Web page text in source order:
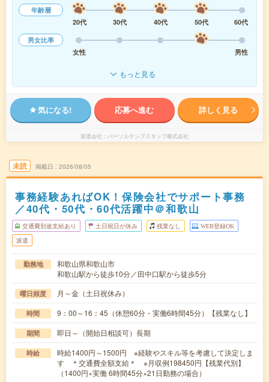
年齢層
20代
30代 40代 50代
60代
男女比率
女性
男性
もっと見る
気になる! 応募へ進む 詳しく見る
派遣会社 パーソルテンプスタッフ株式会社
未読 掲載日 2026/08/05
事務経験あればOK！保険会社でサポート事務
／40代・50代・60代活躍中＠和歌山
交通費別途支給あり 土日祝日が休み 残業なし WEB登録OK
派遣
勤務地
和歌山県和歌山市
和歌山駅から徒歩10分／田中口駅から徒歩5分
曜日頻度 月～金（土日祝休み）
時間 9：00～16：45（休憩60分・実働6時間45分）【残業なし】
期間 即日～（開始日相談可）長期
時給
時給1400円～1500円 ※経験やスキル等を考慮して決定しま
す ＊交通費全額支給＊ ※月収例198450円【残業代別】
（1400円×実働 6時間45分×21日勤務の場合）